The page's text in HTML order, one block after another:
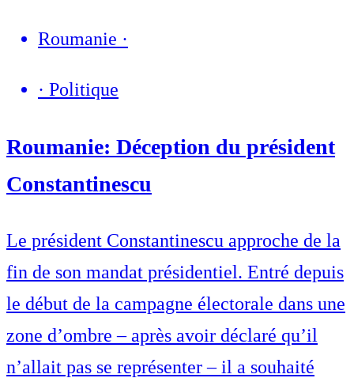
Roumanie ·
· Politique
Roumanie: Déception du président
Constantinescu
Le président Constantinescu approche de la
fin de son mandat présidentiel. Entré depuis
le début de la campagne électorale dans une
zone d’ombre – après avoir déclaré qu’il
n’allait pas se représenter – il a souhaité